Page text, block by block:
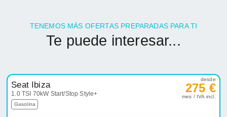
TENEMOS MÁS OFERTAS PREPARADAS PARA TI
Te puede interesar...
Seat Ibiza
1.0 TSI 70kW Start/Stop Style+
Gasolina
desde
275 €
mes / IVA incl.